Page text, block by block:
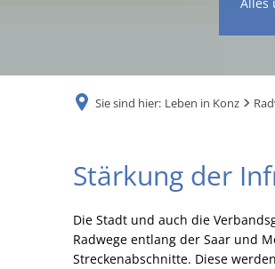
Sie sind hier: Leben in Konz
Stärkung der
Die Stadt und auch die
Radwege entlang der Saar und
Streckenabschnitte. Diese